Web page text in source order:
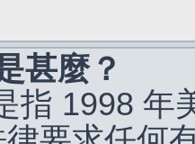
甚麼？
指 1998 年